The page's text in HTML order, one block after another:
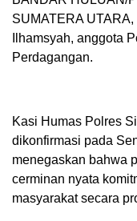
SUMATERA
Ilhamsyah, anggota
Perdagangan.
Kasi Humas Polres
dikonfirmasi pada
menegaskan bahwa
cerminan nyata
masyarakat secara